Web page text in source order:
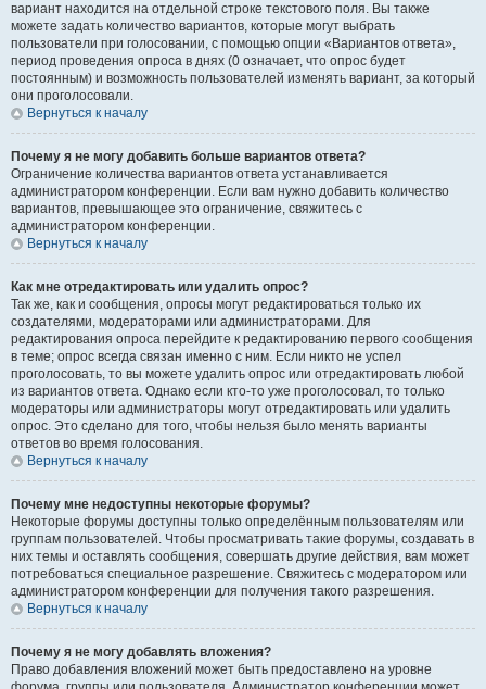
вариант находится на отдельной строке текстового поля. Вы также
можете задать количество вариантов, которые могут выбрать
пользователи при голосовании, с помощью опции «Вариантов ответа»,
период проведения опроса в днях (0 означает, что опрос будет
постоянным) и возможность пользователей изменять вариант, за который
они проголосовали.
Вернуться к началу
Почему я не могу добавить больше вариантов ответа?
Ограничение количества вариантов ответа устанавливается
администратором конференции. Если вам нужно добавить количество
вариантов, превышающее это ограничение, свяжитесь с
администратором конференции.
Вернуться к началу
Как мне отредактировать или удалить опрос?
Так же, как и сообщения, опросы могут редактироваться только их
создателями, модераторами или администраторами. Для
редактирования опроса перейдите к редактированию первого сообщения
в теме; опрос всегда связан именно с ним. Если никто не успел
проголосовать, то вы можете удалить опрос или отредактировать любой
из вариантов ответа. Однако если кто-то уже проголосовал, то только
модераторы или администраторы могут отредактировать или удалить
опрос. Это сделано для того, чтобы нельзя было менять варианты
ответов во время голосования.
Вернуться к началу
Почему мне недоступны некоторые форумы?
Некоторые форумы доступны только определённым пользователям или
группам пользователей. Чтобы просматривать такие форумы, создавать в
них темы и оставлять сообщения, совершать другие действия, вам может
потребоваться специальное разрешение. Свяжитесь с модератором или
администратором конференции для получения такого разрешения.
Вернуться к началу
Почему я не могу добавлять вложения?
Право добавления вложений может быть предоставлено на уровне